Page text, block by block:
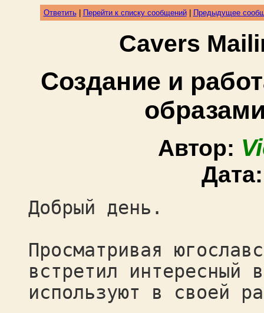
Ответить| Перейти к списку сообщений| Предыдущее
Cavers
Создание и
Автор:
Добрый день.
Просматривая
встретил интересный
используют в своей